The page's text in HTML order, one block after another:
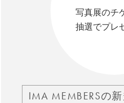
写真展のチ
抽選でプレ
IMA MEMBERSの